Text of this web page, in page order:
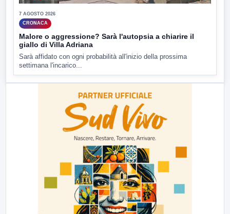
7 AGOSTO 2026
CRONACA
Malore o aggressione? Sarà l'autopsia a chiarire il
giallo di Villa Adriana
Sarà affidato con ogni probabilità all'inizio della prossima
settimana l'incarico...